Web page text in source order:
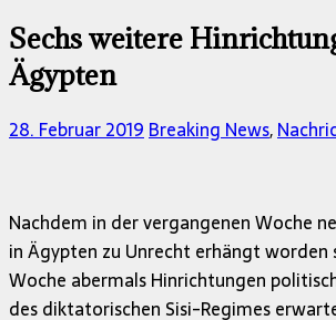
Sechs weitere
Ägypten
28. Februar 2019Breaking News,
Nachdem in der vergangenen Woche
in Ägypten zu Unrecht erhängt worden
Woche abermals Hinrichtungen
des diktatorischen Sisi-Regimes